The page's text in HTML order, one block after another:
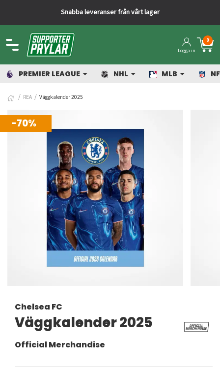
Snabba leveranser från vårt lager
Logga in
0
PREMIER LEAGUE NHL MLB
REA Väggkalender 2025
-70%
Chelsea FC
Väggkalender 2025
Official Merchandise